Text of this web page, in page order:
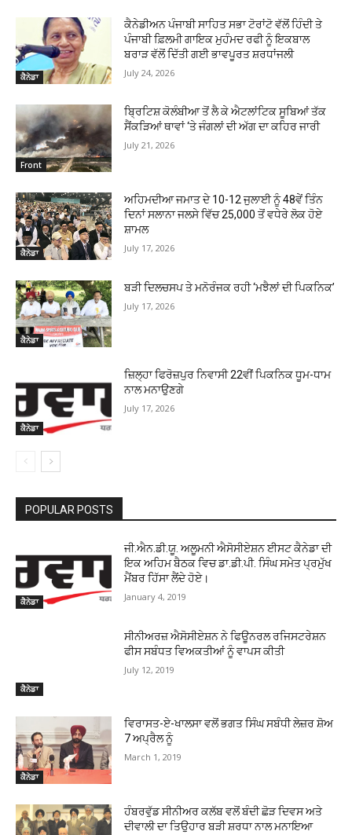
ਕੈਨੇਡਾ
ਕੈਨੇਡੀਅਨ ਪੰਜਾਬੀ ਸਾਹਿਤ ਸਭਾ ਟੋਰਾਂਟੋ ਵੱਲੋਂ ਹਿੰਦੀ ਤੇ
ਪੰਜਾਬੀ ਫ਼ਿਲਮੀ ਗਾਇਕ ਮੁਹੰਮਦ ਰਫੀ ਨੂੰ ਇਕਬਾਲ
ਬਰਾੜ ਵੱਲੋਂ ਦਿੱਤੀ ਗਈ ਭਾਵਪੂਰਤ ਸ਼ਰਧਾਂਜਲੀ
July 24, 2026
Front
ਬ੍ਰਿਟਿਸ਼ ਕੋਲੰਬੀਆ ਤੋਂ ਲੈ ਕੇ ਐਟਲਾਂਟਿਕ ਸੂਬਿਆਂ ਤੱਕ
ਸੈਂਕੜਿਆਂ ਥਾਵਾਂ ‘ਤੇ ਜੰਗਲਾਂ ਦੀ ਅੱਗ ਦਾ ਕਹਿਰ ਜਾਰੀ
July 21, 2026
ਕੈਨੇਡਾ
ਅਹਿਮਦੀਆ ਜਮਾਤ ਦੇ 10-12 ਜੁਲਾਈ ਨੂੰ 48ਵੇਂ ਤਿੰਨ
ਦਿਨਾਂ ਸਲਾਨਾ ਜਲਸੇ ਵਿੱਚ 25,000 ਤੋਂ ਵਧੇਰੇ ਲੋਕ ਹੋਏ
ਸ਼ਾਮਲ
July 17, 2026
ਕੈਨੇਡਾ
ਬੜੀ ਦਿਲਚਸਪ ਤੇ ਮਨੋਰੰਜਕ ਰਹੀ ‘ਮਝੈਲਾਂ ਦੀ ਪਿਕਨਿਕ’
July 17, 2026
ਕੈਨੇਡਾ
ਜ਼ਿਲ੍ਹਾ ਫਿਰੋਜ਼ਪੁਰ ਨਿਵਾਸੀ 22ਵੀਂ ਪਿਕਨਿਕ ਧੂਮ-ਧਾਮ
ਨਾਲ ਮਨਾਉਣਗੇ
July 17, 2026
POPULAR POSTS
ਕੈਨੇਡਾ
ਜੀ.ਐਨ.ਡੀ.ਯੂ. ਅਲੂਮਨੀ ਐਸੋਸੀਏਸ਼ਨ ਈਸਟ ਕੈਨੇਡਾ ਦੀ
ਇਕ ਅਹਿਮ ਬੈਠਕ ਵਿਚ ਡਾ.ਡੀ.ਪੀ. ਸਿੰਘ ਸਮੇਤ ਪ੍ਰਮੁੱਖ
ਮੈਂਬਰ ਹਿੱਸਾ ਲੈਂਦੇ ਹੋਏ।
January 4, 2019
ਕੈਨੇਡਾ
ਸੀਨੀਅਰਜ਼ ਐਸੋਸੀਏਸ਼ਨ ਨੇ ਫਿਊਨਰਲ ਰਜਿਸਟਰੇਸ਼ਨ
ਫੀਸ ਸਬੰਧਤ ਵਿਅਕਤੀਆਂ ਨੂੰ ਵਾਪਸ ਕੀਤੀ
July 12, 2019
ਕੈਨੇਡਾ
ਵਿਰਾਸਤ-ਏ-ਖਾਲਸਾ ਵਲੋਂ ਭਗਤ ਸਿੰਘ ਸਬੰਧੀ ਲੇਜ਼ਰ ਸ਼ੋਅ
7 ਅਪ੍ਰੈਲ ਨੂੰ
March 1, 2019
ਹੰਬਰਵੁੱਡ ਸੀਨੀਅਰ ਕਲੱਬ ਵਲੋਂ ਬੰਦੀ ਛੋੜ ਦਿਵਸ ਅਤੇ
ਦੀਵਾਲੀ ਦਾ ਤਿਉਹਾਰ ਬੜੀ ਸ਼ਰਧਾ ਨਾਲ ਮਨਾਇਆ